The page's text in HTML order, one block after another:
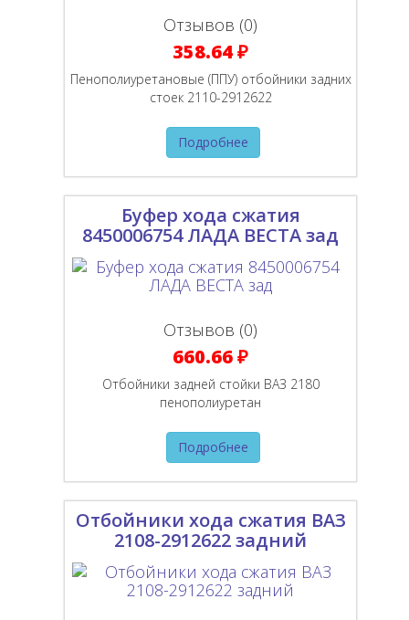
Отзывов (0)
358.64 ₽
Пенополиуретановые (ППУ) отбойники задних
стоек 2110-2912622
Подробнее
Буфер хода сжатия
8450006754 ЛАДА ВЕСТА зад
Отзывов (0)
660.66 ₽
Отбойники задней стойки ВАЗ 2180
пенополиуретан
Подробнее
Отбойники хода сжатия ВАЗ
2108-2912622 задний